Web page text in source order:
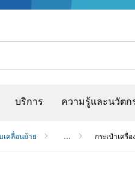
บริการ ความรู้และนวัตก
คลื่อนย้าย ... กระเป๋าเครื่